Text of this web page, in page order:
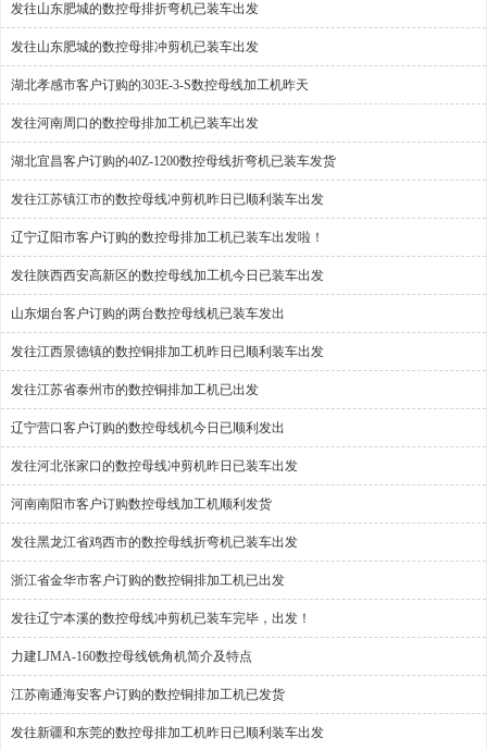
发往山东肥城的数控母排折弯机已装车出发
发往山东肥城的数控母排冲剪机已装车出发
湖北孝感市客户订购的303E-3-S数控母线加工机昨天
发往河南周口的数控母排加工机已装车出发
湖北宜昌客户订购的40Z-1200数控母线折弯机已装车发货
发往江苏镇江市的数控母线冲剪机昨日已顺利装车出发
辽宁辽阳市客户订购的数控母排加工机已装车出发啦！
发往陕西西安高新区的数控母线加工机今日已装车出发
山东烟台客户订购的两台数控母线机已装车发出
发往江西景德镇的数控铜排加工机昨日已顺利装车出发
发往江苏省泰州市的数控铜排加工机已出发
辽宁营口客户订购的数控母线机今日已顺利发出
发往河北张家口的数控母线冲剪机昨日已装车出发
河南南阳市客户订购数控母线加工机顺利发货
发往黑龙江省鸡西市的数控母线折弯机已装车出发
浙江省金华市客户订购的数控铜排加工机已出发
发往辽宁本溪的数控母线冲剪机已装车完毕，出发！
力建LJMA-160数控母线铣角机简介及特点
江苏南通海安客户订购的数控铜排加工机已发货
发往新疆和东莞的数控母排加工机昨日已顺利装车出发